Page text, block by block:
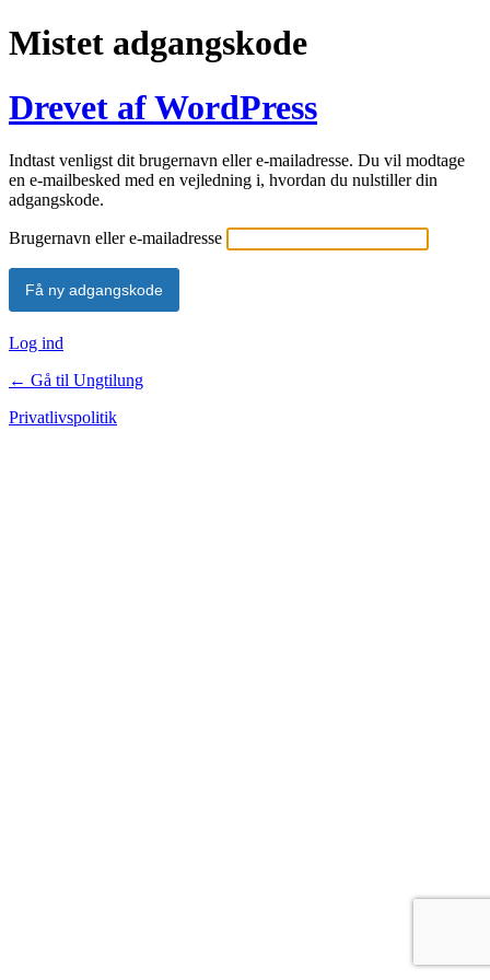
Mistet adgangskode
Drevet af WordPress
Indtast venligst dit brugernavn eller e-mailadresse. Du vil modtage
en e-mailbesked med en vejledning i, hvordan du nulstiller din
adgangskode.
Brugernavn eller e-mailadresse
Log ind
← Gå til Ungtilung
Privatlivspolitik